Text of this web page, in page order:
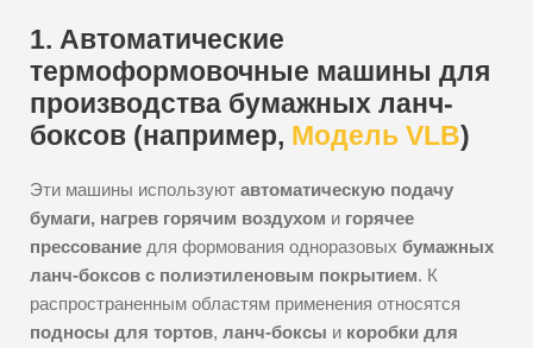
1. Автоматические
термоформовочные машины для
производства бумажных ланч-
боксов (например, Модель VLB)
Эти машины используют автоматическую подачу
бумаги, нагрев горячим воздухом и горячее
прессование для формования одноразовых бумажных
ланч-боксов с полиэтиленовым покрытием. К
распространенным областям применения относятся
подносы для тортов, ланч-боксы и коробки для